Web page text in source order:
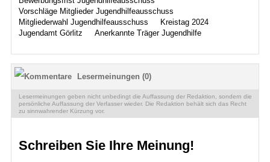
Vorschläge Mitglieder Jugendhilfeausschuss
Mitgliederwahl Jugendhilfeausschuss
Kreistag 2024
Jugendamt Görlitz
Anerkannte Träger Jugendhilfe
Lesermeinungen (0)
Lesermeinungen geben nicht unbedingt die Auffassung der Redaktion, sondern die
persönliche Auffassung der Verfasser wieder. Die Redaktion behält sich das Recht
zu sinnwahrender Kürzung vor.
Schreiben Sie Ihre Meinung!